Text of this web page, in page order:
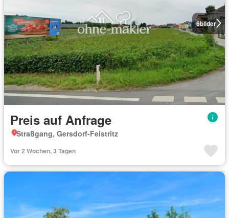
6bilder
Preis auf Anfrage
Straßgang, Gersdorf-Feistritz
Vor 2 Wochen, 3 Tagen